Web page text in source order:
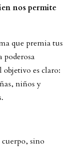
nos permite
que premia tus
poderosa
objetivo es claro:
niños y
cuerpo, sino